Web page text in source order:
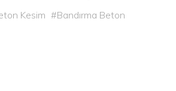
Kesim #Bandırma Beton